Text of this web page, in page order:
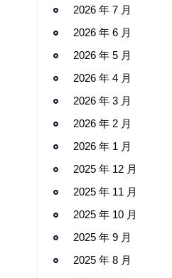
2026 年 7 月
2026 年 6 月
2026 年 5 月
2026 年 4 月
2026 年 3 月
2026 年 2 月
2026 年 1 月
2025 年 12 月
2025 年 11 月
2025 年 10 月
2025 年 9 月
2025 年 8 月